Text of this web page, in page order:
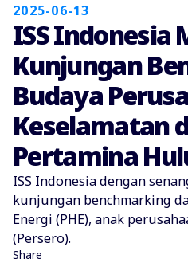
2025-06-13
ISS Indonesia
Kunjungan
Budaya
Keselamatan
Pertamina
ISS Indonesia dengan
kunjungan benchmarking
Energi (PHE), anak
(Persero).
Share